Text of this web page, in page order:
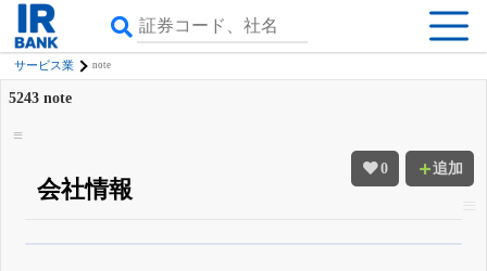
サービス業 note
0 追加
5243 note
会社情報